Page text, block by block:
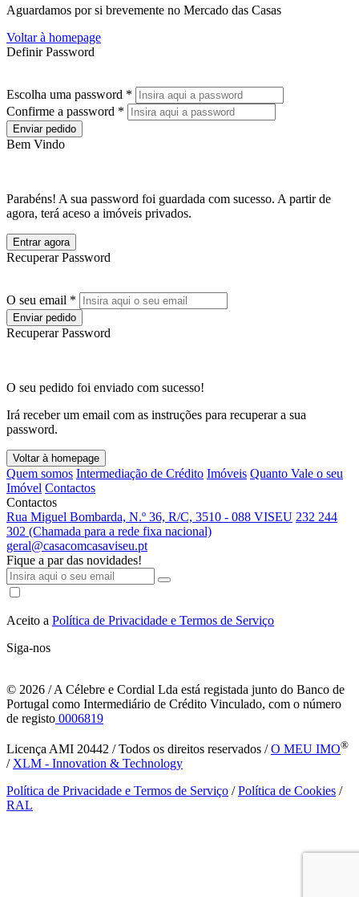
Aguardamos por si brevemente no Mercado das Casas
Voltar à homepage
Definir Password
Escolha uma password *
Confirme a password *
Enviar pedido
Bem Vindo
Parabéns! A sua password foi guardada com sucesso. A partir de
agora, terá aceso a imóveis privados.
Entrar agora
Recuperar Password
O seu email *
Enviar pedido
Recuperar Password
O seu pedido foi enviado com sucesso!
Irá receber um email com as instruções para recuperar a sua
password.
Voltar à homepage
Quem somos Intermediação de Crédito Imóveis Quanto Vale o seu
Imóvel Contactos
Contactos
Rua Miguel Bombarda, N.º 36, R/C, 3510 - 088 VISEU 232 244
302 (Chamada para a rede fixa nacional)
geral@casacomcasaviseu.pt
Fique a par das novidades!
Aceito a Política de Privacidade e Termos de Serviço
Siga-nos
© 2026 / A Célebre e Cordial Lda está registada junto do Banco de
Portugal como Intermediário de Crédito Vinculado, com o número
de registo 0006819
Licença AMI 20442 / Todos os direitos reservados /O MEU IMO®
/ XLM - Innovation & Technology
Política de Privacidade e Termos de Serviço /Política de Cookies /
RAL